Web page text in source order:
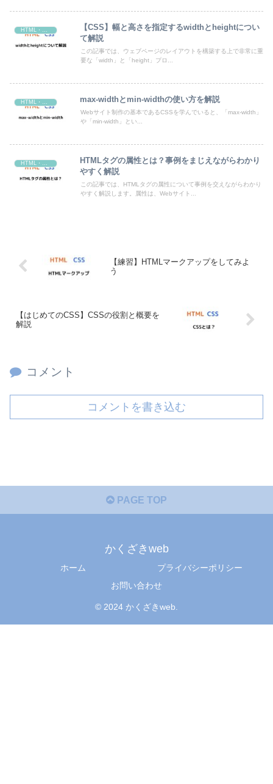
HTML・CSS
【CSS】幅と高さを指定するwidthとheightについ
て解説
この記事では、ウェブページのレイアウトを構築する上で非常に重
要な「width」と「height」プロ...
HTML・CSS max-widthとmin-widthの使い方を解説
Webサイト制作の基本であるCSSを学んでいると、「max-width」
や「min-width」とい...
HTML・CSS
HTMLタグの属性とは？事例をまじえながらわかり
やすく解説
この記事では、HTMLタグの属性について事例を交えながらわかり
やすく解説します。属性は、Webサイト...
【練習】HTMLマークアップをしてみよ
う
【はじめてのCSS】CSSの役割と概要を
解説
コメント
コメントを書き込む
PAGE TOP
かくざきweb
ホーム
プライバシーポリシー
お問い合わせ
© 2024 かくざきweb.